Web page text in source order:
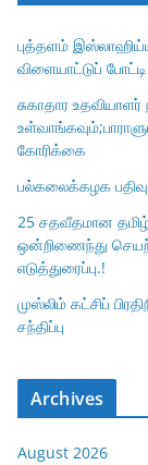
புத்தளம்
விளையாட்டுப் போட்டி
சுகாதார
கோரிக்கை
பல்கலைக்கழக
25 சதவீதமான
ஒன்றிணைந்து
எடுத்துரைப்பு.!
முஸ்லிம் கட்சிப்
சந்திப்பு
Archives
August 2026